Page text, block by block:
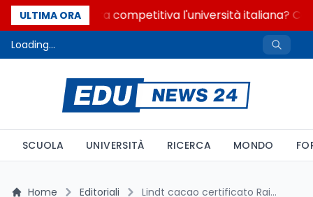
ULTIMA ORA
Quanto è ancora competitiva l'università italiana?
Loading...
SCUOLA UNIVERSITÀ RICERCA MONDO
Home Editoriali Lindt cacao certificato Rainforest Alliance: cos'è, come funziona e cosa garantisce